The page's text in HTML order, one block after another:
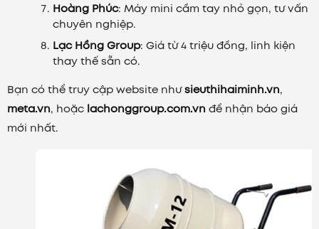
Hoàng Phúc: Máy mini cầm tay nhỏ gọn, tư vấn
chuyên nghiệp.
Lạc Hồng Group: Giá từ 4 triệu đồng, linh kiện
thay thế sẵn có.
Bạn có thể truy cập website nhưsieuthihaiminh.vn,
meta.vn, hoặc lachonggroup.com.vn để nhận báo giá
mới nhất.